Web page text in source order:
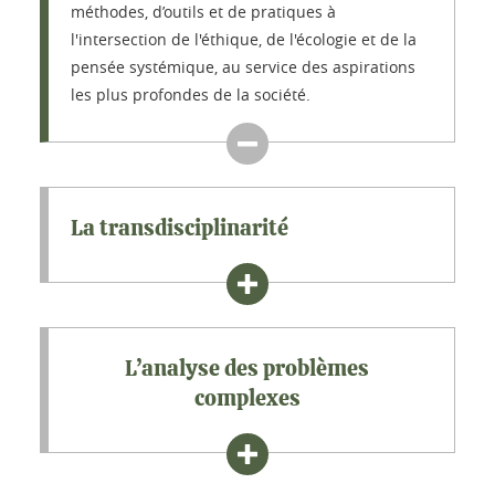
méthodes, d’outils et de pratiques à
l'intersection de l'éthique, de l'écologie et de la
pensée systémique, au service des aspirations
les plus profondes de la société.
La transdisciplinarité
L’analyse des problèmes
complexes